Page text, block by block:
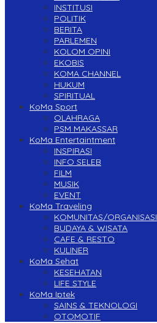
INSTITUSI
POLITIK
BERITA
PARLEMEN
KOLOM OPINI
EKOBIS
KOMA CHANNEL
HUKUM
SPIRITUAL
KoMa Sport
OLAHRAGA
PSM MAKASSAR
KoMa Entertaintment
INSPIRASI
INFO SELEB
FILM
MUSIK
EVENT
KoMa Traveling
KOMUNITAS/ORGANISASI
BUDAYA & WISATA
CAFE & RESTO
KULINER
KoMa Sehat
KESEHATAN
LIFE STYLE
KoMa Iptek
SAINS & TEKNOLOGI
OTOMOTIF